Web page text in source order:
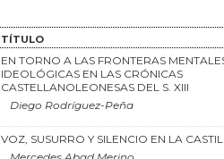
TÍTULO
EN TORNO A LAS FRONTERAS
IDEOLÓGICAS EN LAS CRÓNICAS
CASTELLANOLEONESAS DEL S. XIII
Diego Rodríguez-Peña
VOZ, SUSURRO Y SILENCIO EN LA